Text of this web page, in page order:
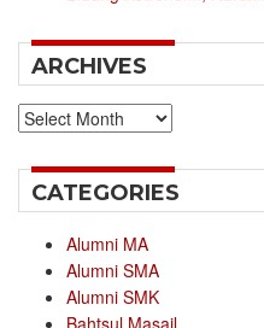
ARCHIVES
Archives
CATEGORIES
Alumni MA
Alumni SMA
Alumni SMK